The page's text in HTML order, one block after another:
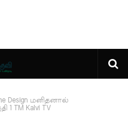
Design மனிதனால்
TM Kalvi TV